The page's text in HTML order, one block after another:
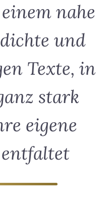
nahe
und
Texte, in
stark
eigene